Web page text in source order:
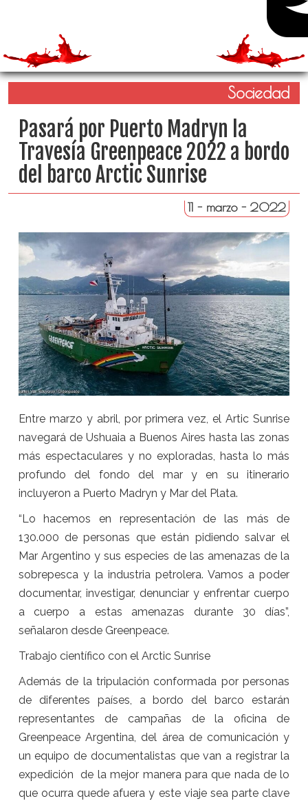
Sociedad
Pasará por Puerto Madryn la
Travesía Greenpeace 2022 a bordo
del barco Arctic Sunrise
11 - marzo - 2022
Entre marzo y abril, por primera vez, el Artic Sunrise
navegará de Ushuaia a Buenos Aires hasta las zonas
más espectaculares y no exploradas, hasta lo más
profundo del fondo del mar y en su itinerario
incluyeron a Puerto Madryn y Mar del Plata.
“Lo hacemos en representación de las más de
130.000 de personas que están pidiendo salvar el
Mar Argentino y sus especies de las amenazas de la
sobrepesca y la industria petrolera. Vamos a poder
documentar, investigar, denunciar y enfrentar cuerpo
a cuerpo a estas amenazas durante 30 días”,
señalaron desde Greenpeace.
Trabajo científico con el Arctic Sunrise
Además de la tripulación conformada por personas
de diferentes países, a bordo del barco estarán
representantes de campañas de la oficina de
Greenpeace Argentina, del área de comunicación y
un equipo de documentalistas que van a registrar la
expedición de la mejor manera para que nada de lo
que ocurra quede afuera y este viaje sea parte clave